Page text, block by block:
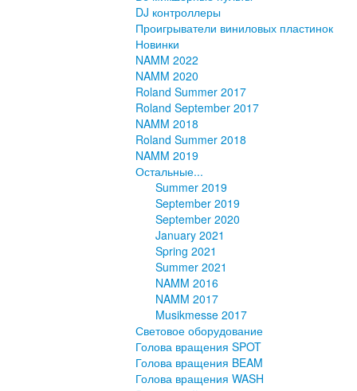
DJ контроллеры
Проигрыватели виниловых пластинок
Новинки
NAMM 2022
NAMM 2020
Roland Summer 2017
Roland September 2017
NAMM 2018
Roland Summer 2018
NAMM 2019
Остальные...
Summer 2019
September 2019
September 2020
January 2021
Spring 2021
Summer 2021
NAMM 2016
NAMM 2017
Musikmesse 2017
Световое оборудование
Голова вращения SPOT
Голова вращения BEAM
Голова вращения WASH